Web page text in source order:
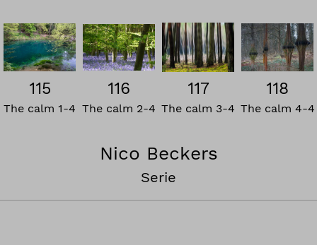
115
The calm 1-4
116
The calm 2-4
117
The calm 3-4
118
The calm 4-4
Nico Beckers
Serie